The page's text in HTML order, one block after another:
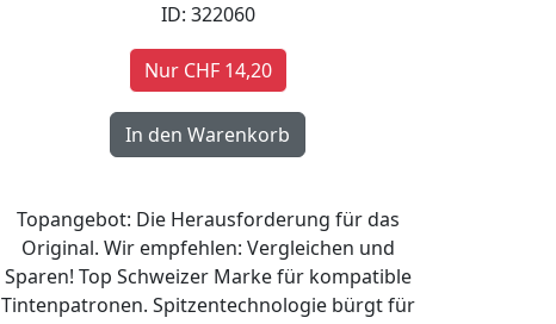
ID: 322060
Nur CHF 14,20
Topangebot: Die Herausforderung für das
Original. Wir empfehlen: Vergleichen und
Sparen! Top Schweizer Marke für kompatible
Tintenpatronen. Spitzentechnologie bürgt für